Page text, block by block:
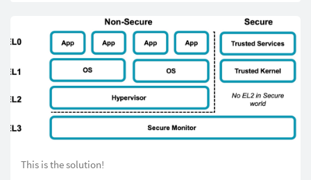
This is the solution!